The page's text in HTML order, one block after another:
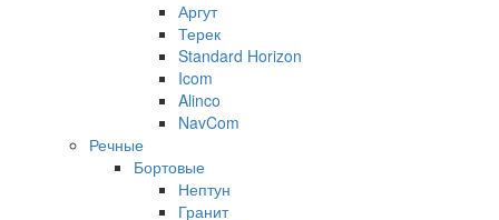
Аргут
Терек
Standard Horizon
Icom
Alinco
NavCom
Речные
Бортовые
Нептун
Гранит